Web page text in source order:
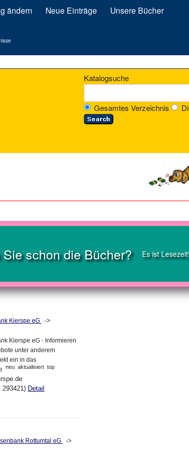
ändern Neue Einträge Unsere Bücher
Katalogsuche
Gesamtes Verzeichnis
Sie schon die Bücher? Es ist
Kierspe eG
->
Kierspe eG - Informieren
unter anderem
ein in das
neu aktualisiert top
293421) Detail
Rottumtal eG
->